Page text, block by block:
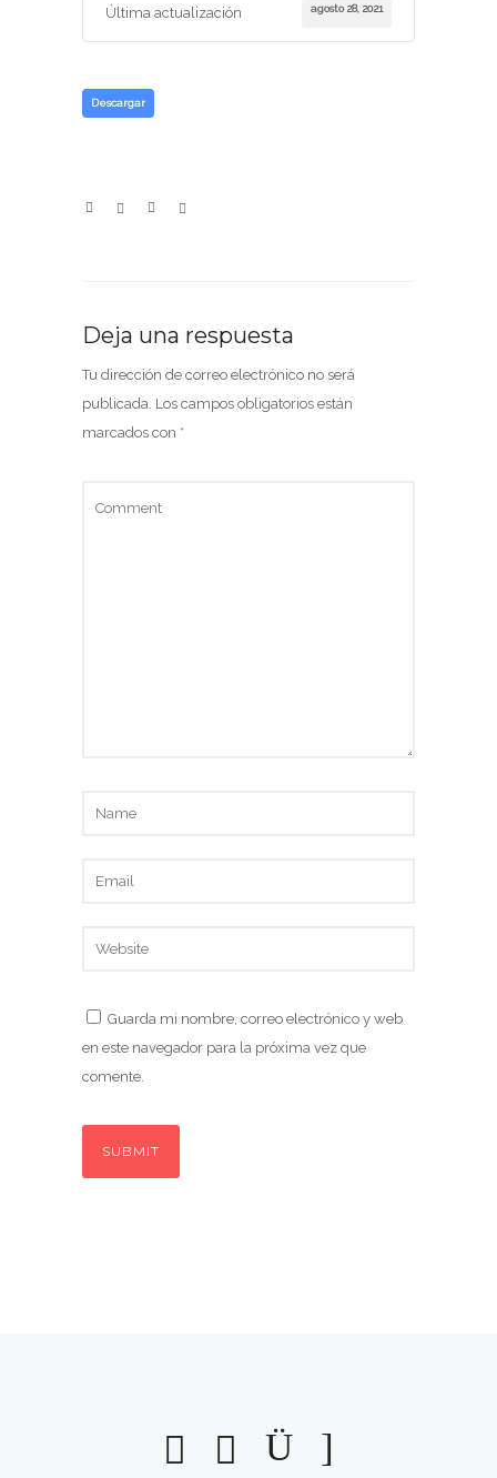
Última actualización agosto 28, 2021
Descargar
Deja una respuesta
Tu dirección de correo electrónico no será
publicada. Los campos obligatorios están
marcados con *
Guarda mi nombre, correo electrónico y web
en este navegador para la próxima vez que
comente.